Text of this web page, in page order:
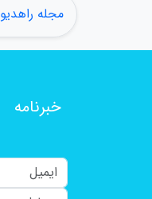
مجله راهدیو
خبرنامه